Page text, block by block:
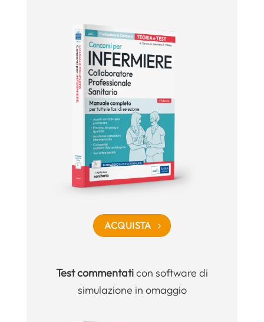
ACQUISTA
Test commentaticon software di
simulazione in omaggio